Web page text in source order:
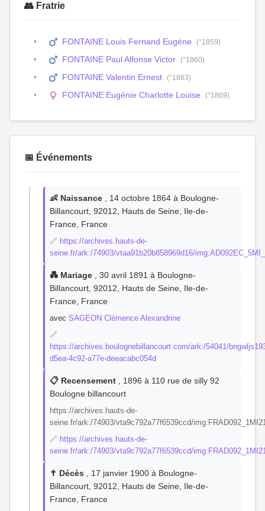
👥 Fratrie
FONTAINE Louis Fernand Eugène (°1859)
FONTAINE Paul Alfonse Victor (°1860)
FONTAINE Valentin Ernest (°1863)
FONTAINE Eugénie Charlotte Louise (°1869)
📅 Événements
👶 Naissance , 14 octobre 1864 à Boulogne-
Billancourt, 92012, Hauts de Seine, Ile-de-
France, France
🔗 https://archives.hauts-de-
seine.fr/ark:/74903/vtaa91b20b858969d16/
💑 Mariage , 30 avril 1891 à Boulogne-
Billancourt, 92012, Hauts de Seine, Ile-de-
France, France
avec SAGEON Clémence Alexandrine
🔗
https://archives.boulognebillancourt.com/ark:/54041/
d5ea-4c92-a77e-deeacabc054d
📋 Recensement , 1896 à 110 rue de silly 92
Boulogne billancourt
https://archives.hauts-de-
seine.fr/ark:/74903/vta9c792a77f6539ccd/
🔗 https://archives.hauts-de-
seine.fr/ark:/74903/vta9c792a77f6539ccd/
✝️ Décès , 17 janvier 1900 à Boulogne-
Billancourt, 92012, Hauts de Seine, Ile-de-
France, France